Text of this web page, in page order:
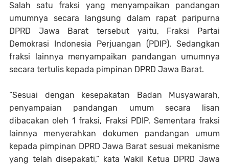
Salah satu fraksi yang menyampaikan pandangan
umumnya secara langsung dalam rapat paripurna
DPRD Jawa Barat tersebut yaitu, Fraksi Partai
Demokrasi Indonesia Perjuangan (PDIP). Sedangkan
fraksi lainnya menyampaikan pandangan umumnya
secara tertulis kepada pimpinan DPRD Jawa Barat.
“Sesuai dengan kesepakatan Badan Musyawarah,
penyampaian pandangan umum secara lisan
dibacakan oleh 1 fraksi, Fraksi PDIP. Sementara fraksi
lainnya menyerahkan dokumen pandangan umum
kepada pimpinan DPRD Jawa Barat sesuai mekanisme
yang telah disepakati,” kata Wakil Ketua DPRD Jawa